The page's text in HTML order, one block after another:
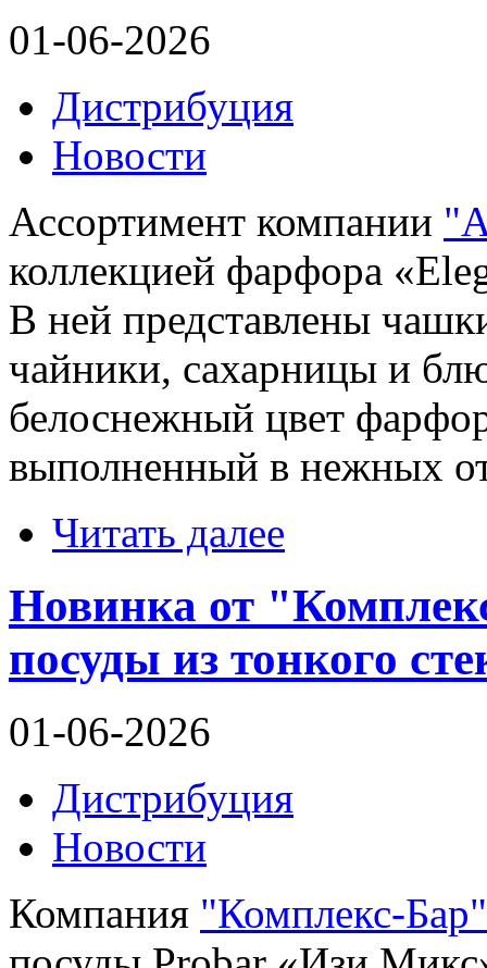
01-06-2026
Дистрибуция
Новости
Ассортимент компании
коллекцией фарфора
В ней представлены
чайники, сахарницы и
белоснежный цвет
выполненный в нежных
Читать далее
Новинка от
посуды из тонкого
01-06-2026
Дистрибуция
Новости
Компания "Комплекс-Бар"